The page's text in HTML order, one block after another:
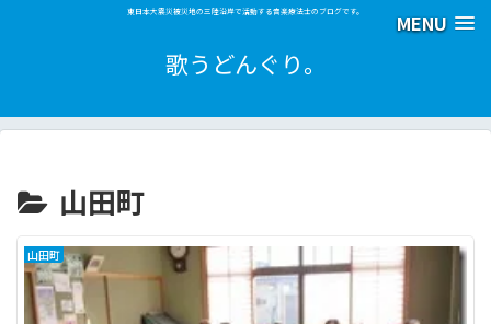
MENU
東日本大震災被災地の三陸沿岸で活動する音楽療法士のブログです。
歌うどんぐり。
山田町
山田町